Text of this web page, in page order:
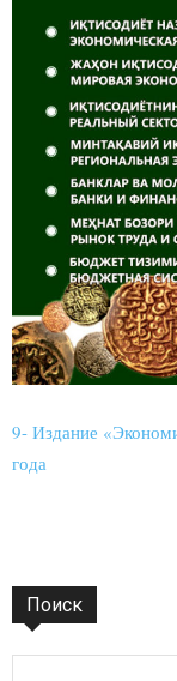
9- Издание
года
Поиск